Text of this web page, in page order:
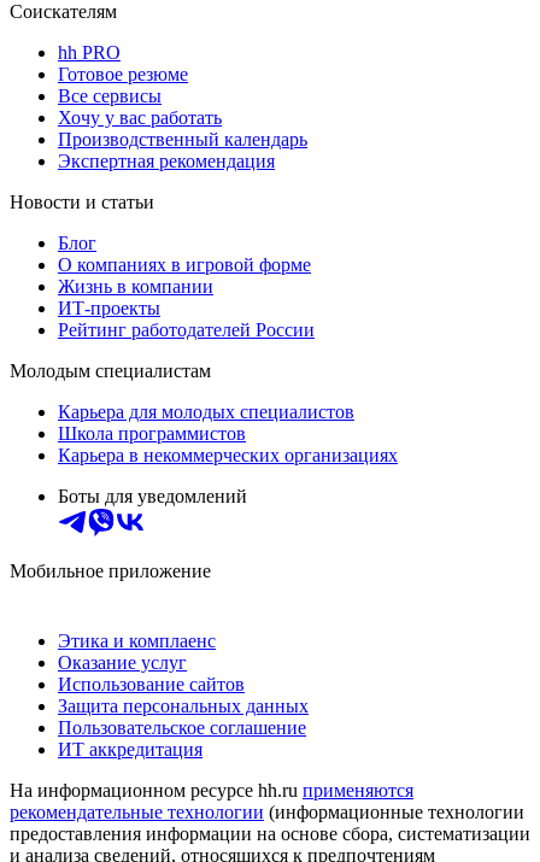
Соискателям
hh PRO
Готовое резюме
Все сервисы
Хочу у вас работать
Производственный календарь
Экспертная рекомендация
Новости и статьи
Блог
О компаниях в игровой форме
Жизнь в компании
ИТ-проекты
Рейтинг работодателей России
Молодым специалистам
Карьера для молодых специалистов
Школа программистов
Карьера в некоммерческих организациях
Боты для уведомлений
Мобильное приложение
Этика и комплаенс
Оказание услуг
Использование сайтов
Защита персональных данных
Пользовательское соглашение
ИТ аккредитация
На информационном ресурсе hh.ru применяются
рекомендательные технологии (информационные технологии
предоставления информации на основе сбора, систематизации
и анализа сведений, относящихся к предпочтениям